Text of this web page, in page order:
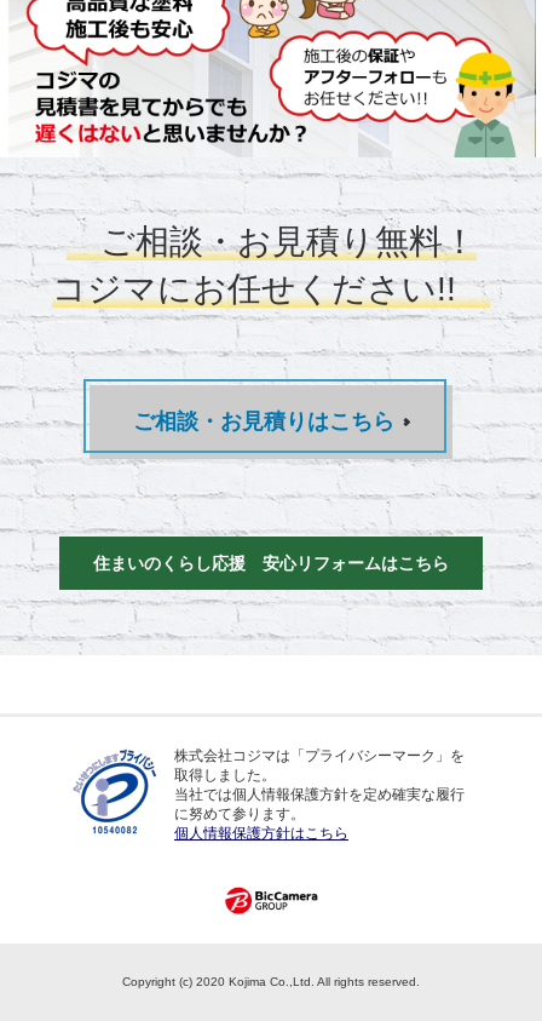
ご相談・お見積り無料！
コジマにお任せください!!
ご相談・お見積りはこちら
住まいのくらし応援 安心リフォームはこちら
株式会社コジマは「プライバシーマーク」を
取得しました。
当社では個人情報保護方針を定め確実な履行
に努めて参ります。
個人情報保護方針はこちら
Copyright (c) 2020 Kojima Co.,Ltd. All rights reserved.